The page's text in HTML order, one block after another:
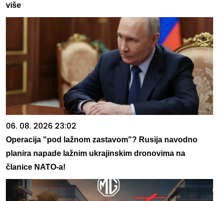
više
06. 08. 2026 23:02
Operacija "pod lažnom zastavom"? Rusija navodno
planira napade lažnim ukrajinskim dronovima na
članice NATO-a!